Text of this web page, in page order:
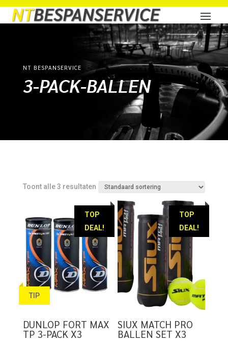
NT BESPANSERVICE
3-PACK-BALLEN
Toont alle 3 resultaten
TOP
DEAL!
TIP
DUNLOP FORT MAX
TP 3-PACK X3
TOP
DEAL!
SIUX MATCH PRO
BALLEN SET X3